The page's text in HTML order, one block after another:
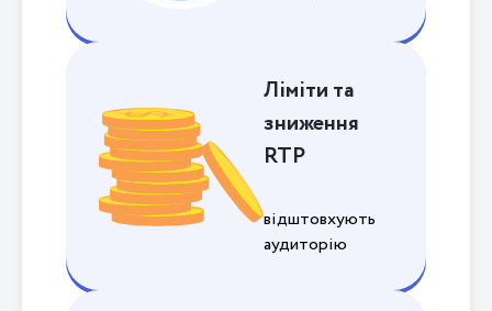
Ліміти та
зниження
RTP
відштовхують
аудиторію